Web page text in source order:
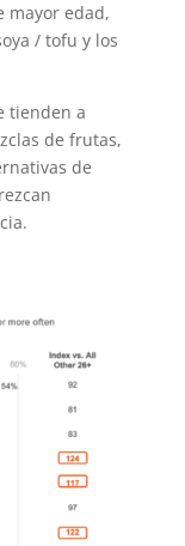
mayor edad,
/ tofu y los
tienden a
de frutas,
de